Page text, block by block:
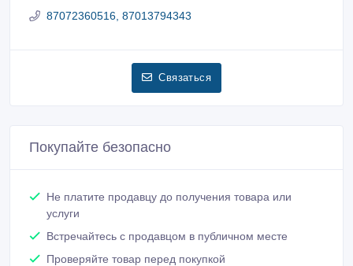
87072360516, 87013794343
Связаться
Покупайте безопасно
Не платите продавцу до получения товара или
услуги
Встречайтесь с продавцом в публичном месте
Проверяйте товар перед покупкой